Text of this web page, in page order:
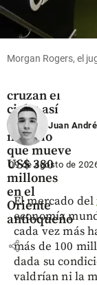
Antioqueño
cruzan el
cielo: así
es el
negocio
que mueve
US$ 380
millones
en el
Oriente
antioqueño
share
Morgan Rogers, el
Juan
09 de agosto de
El mercado del
economía
cada vez más
más de 100
dada su
valdrían ni la